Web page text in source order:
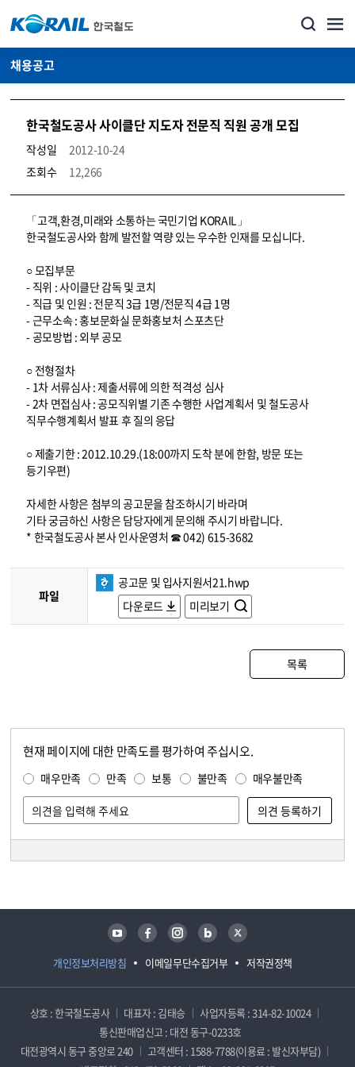
채용공고
한국철도공사 사이클단 지도자 전문직 직원 공개 모집
작성일
2012-10-24
조회수
12,266
코레일소개_경영공시_채용공고 상세보기 – 내용, 파일, 담당자 연락처로 구성
「고객,환경,미래와 소통하는 국민기업 KORAIL」
한국철도공사와 함께 발전할 역량 있는 우수한 인재를 모십니다.
○ 모집부문
- 직위 : 사이클단 감독 및 코치
- 직급 및 인원 : 전문직 3급 1명/전문직 4급 1명
- 근무소속 : 홍보문화실 문화홍보처 스포츠단
- 공모방법 : 외부 공모
○ 전형절차
- 1차 서류심사 : 제출서류에 의한 적격성 심사
- 2차 면접심사 : 공모직위별 기존 수행한 사업계획서 및 철도공사
직무수행계획서 발표 후 질의 응답
○ 제출기한 : 2012.10.29.(18:00까지 도착 분에 한함, 방문 또는
등기우편)
자세한 사항은 첨부의 공고문을 참조하시기 바라며
기타 궁금하신 사항은 담당자에게 문의해 주시기 바랍니다.
* 한국철도공사 본사 인사운영처 ☎ 042) 615-3682
파일
공고문 및 입사지원서21.hwp
다운로드
미리보기
목록
현재 페이지에 대한 만족도를 평가하여 주십시오.
매우만족 만족 보통 불만족 매우불만족
개인정보처리방침 이메일무단수집거부 저작권정책
유튜브 페이스북 인스타그램 블로그 트위터
상호 : 한국철도공사 대표자 : 김태승
사업자등록 : 314-82-10024
통신판매업신고 : 대전 동구-0233호
대전광역시 동구 중앙로 240
고객센터 : 1588-7788(이용료 : 발신자부담)